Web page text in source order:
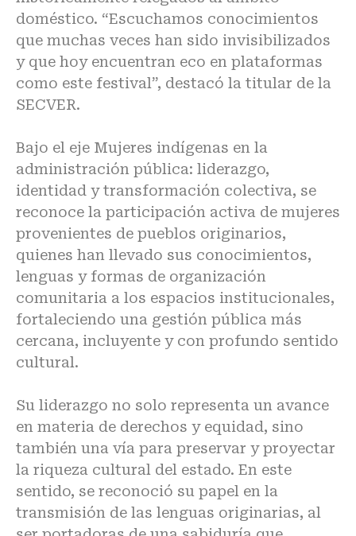
doméstico. “Escuchamos conocimientos
que muchas veces han sido invisibilizados
y que hoy encuentran eco en plataformas
como este festival”, destacó la titular de la
SECVER.
Bajo el eje Mujeres indígenas en la
administración pública: liderazgo,
identidad y transformación colectiva, se
reconoce la participación activa de mujeres
provenientes de pueblos originarios,
quienes han llevado sus conocimientos,
lenguas y formas de organización
comunitaria a los espacios institucionales,
fortaleciendo una gestión pública más
cercana, incluyente y con profundo sentido
cultural.
Su liderazgo no solo representa un avance
en materia de derechos y equidad, sino
también una vía para preservar y proyectar
la riqueza cultural del estado. En este
sentido, se reconoció su papel en la
transmisión de las lenguas originarias, al